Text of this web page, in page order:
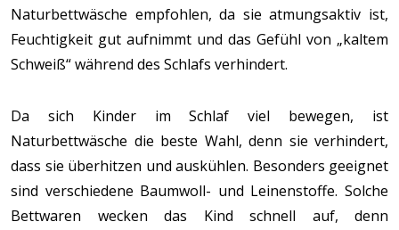
Naturbettwäsche empfohlen, da sie atmungsaktiv ist,
Feuchtigkeit gut aufnimmt und das Gefühl von „kaltem
Schweiß“ während des Schlafs verhindert.
Da sich Kinder im Schlaf viel bewegen, ist
Naturbettwäsche die beste Wahl, denn sie verhindert,
dass sie überhitzen und auskühlen. Besonders geeignet
sind verschiedene Baumwoll- und Leinenstoffe. Solche
Bettwaren wecken das Kind schnell auf, denn